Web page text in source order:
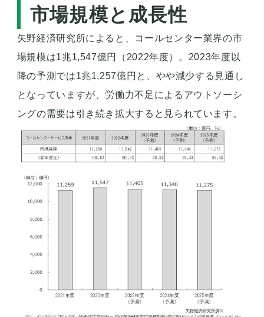
市場規模と成長性
矢野経済研究所によると、コールセンター業界の市
場規模は1兆1,547億円（2022年度）。2023年度以
降の予測では1兆1,257億円と、やや減少する見通し
となっていますが、労働力不足によるアウトソーシ
ングの需要は引き続き拡大すると見られています。